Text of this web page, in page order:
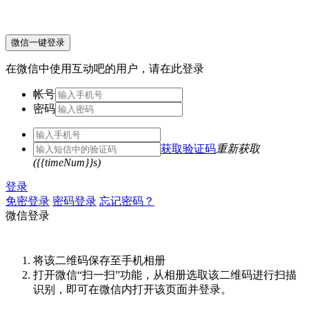
微信一键登录
在微信中使用互动吧的用户，请在此登录
帐号
密码
获取验证码重新获取
({{timeNum}}s)
登录
免密登录 密码登录 忘记密码？
微信登录
将该二维码保存至手机相册
打开微信“扫一扫”功能，从相册选取该二维码进行扫描
识别，即可在微信内打开该页面并登录。